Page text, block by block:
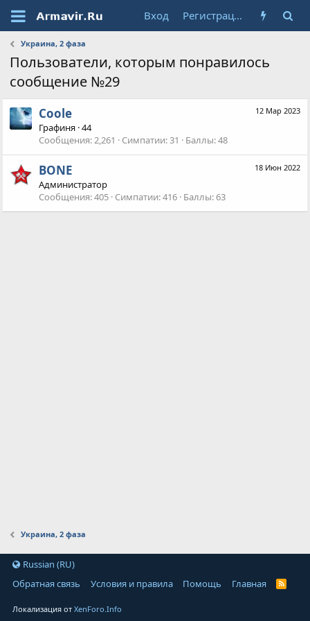
Вход Регистрация
Украина, 2 фаза
Пользователи, которым понравилось
сообщение №29
12 Мар 2023
Coole
Графиня ·44
Сообщения 2,261 Симпатии 31 Баллы 48
18 Июн 2022
BONE
Администратор
Сообщения 405 Симпатии 416 Баллы 63
Украина, 2 фаза
Russian (RU)
Обратная связь
Условия и правила Помощь Главная
Локализация отXenForo.Info